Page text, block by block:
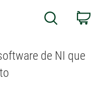
Search
de NI que